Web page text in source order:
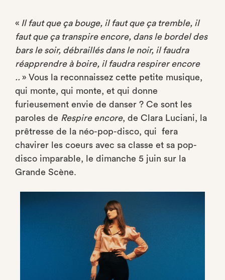
« Il faut que ça bouge, il faut que ça tremble, il
faut que ça transpire encore, dans le bordel des
bars le soir, débraillés dans le noir, il faudra
réapprendre à boire, il faudra respirer encore
.. » Vous la reconnaissez cette petite musique,
qui monte, qui monte, et qui donne
furieusement envie de danser ? Ce sont les
paroles de Respire encore, de Clara Luciani, la
prêtresse de la néo-pop-disco, qui fera
chavirer les coeurs avec sa classe et sa pop-
disco imparable, le dimanche 5 juin sur la
Grande Scène.